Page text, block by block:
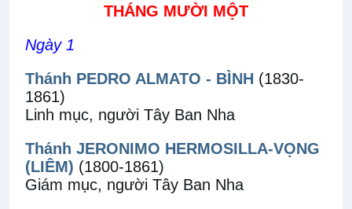
THÁNG MƯỜI MỘT
Ngày 1
Thánh PEDRO ALMATO - BÌNH (1830-
1861)
Linh mục, người Tây Ban Nha
Thánh JERONIMO HERMOSILLA-VỌNG
(LIÊM) (1800-1861)
Giám mục, người Tây Ban Nha